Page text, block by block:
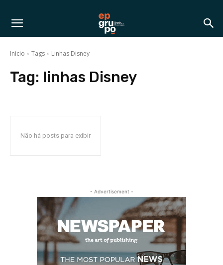
Início Tags Linhas Disney
Tag: linhas Disney
Não há posts para exibir
- Advertisement -